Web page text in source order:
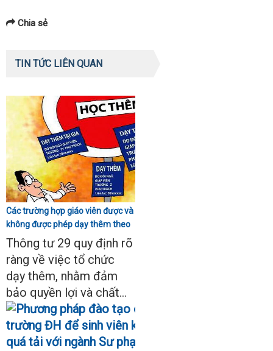
Chia sẻ
TIN TỨC LIÊN QUAN
Các trường hợp giáo viên được và
không được phép dạy thêm theo
Thông tư 29
Thông tư 29 quy định rõ
ràng về việc tổ chức
dạy thêm, nhằm đảm
bảo quyền lợi và chất...